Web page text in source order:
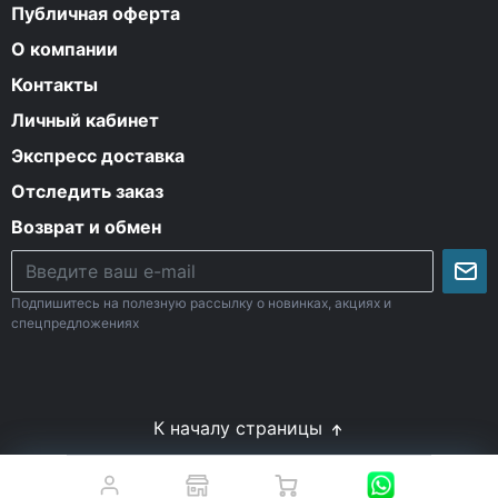
Публичная оферта
О компании
Контакты
Личный кабинет
Экспресс доставка
Отследить заказ
Возврат и обмен
Подпишитесь на полезную рассылку о новинках, акциях и
спецпредложениях
К началу страницы
© Все права защищены. 2009-2026 Energy-Body.ru